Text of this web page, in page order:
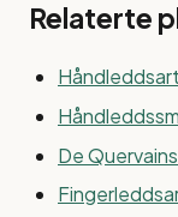
Relaterte
De